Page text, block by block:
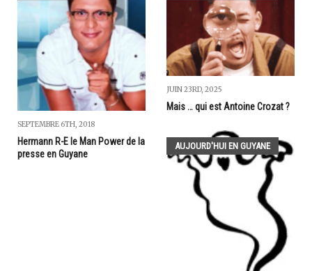
SEPTEMBRE 6TH, 2018
Hermann R-E le Man Power de la
presse en Guyane
JUIN 23RD, 2025
Mais … qui est Antoine Crozat ?
AUJOURD'HUI EN GUYANE